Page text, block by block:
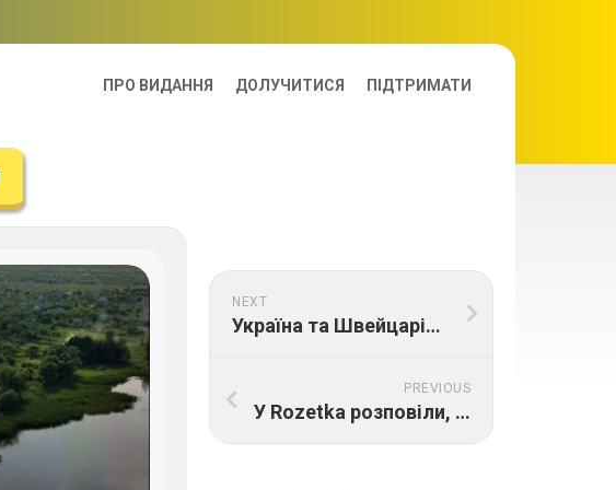
ПРО ВИДАННЯ ДОЛУЧИТИСЯ ПІДТРИМАТИ
NEXT
Україна та Швейцарія обговорили розмінування та відбудову
PREVIOUS
У Rozetka розповіли, як йде бізнес на ринку Польщі